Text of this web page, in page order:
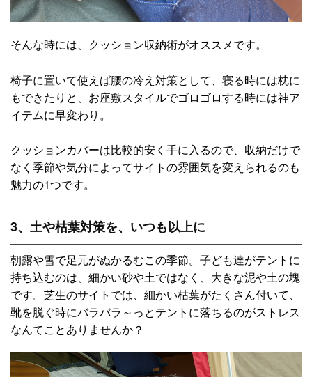
そんな時には、クッション収納術がオススメです。
椅子に置いて使えば腰の冷え対策として、寝る時には枕に
もできたりと、お座敷スタイルでゴロゴロする時には神ア
イテムに早変わり。
クッションカバーは比較的安く手に入るので、収納だけで
なく季節や気分によってサイトの雰囲気を変えられるのも
魅力の1つです。
3、土や枯葉対策を、いつも以上に
朝露や雪で足元がぬかるむこの季節。子ども達がテントに
持ち込むのは、細かい砂や土ではなく、大きな泥や土の塊
です。芝生のサイトでは、細かい枯葉がたくさん付いて、
靴を脱ぐ時にバラバラ～っとテントに落ちるのがストレス
なんてことありませんか？